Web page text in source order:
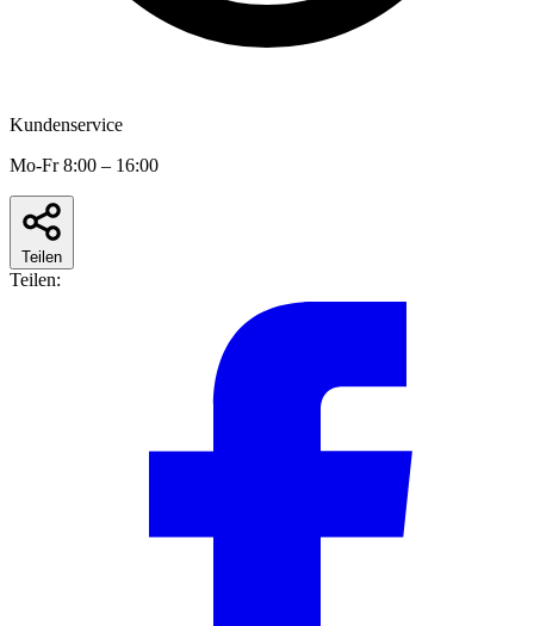
Kundenservice
Mo-Fr 8:00 – 16:00
Teilen
Teilen: